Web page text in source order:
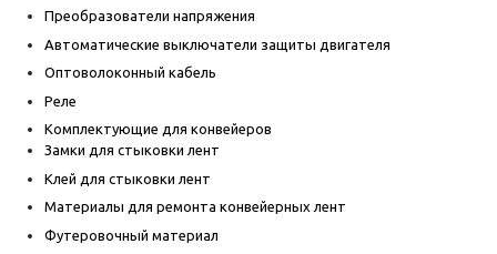
Преобразователи напряжения
Автоматические выключатели защиты двигателя
Оптоволоконный кабель
Реле
Комплектующие для конвейеров
Замки для стыковки лент
Клей для стыковки лент
Материалы для ремонта конвейерных лент
Футеровочный материал